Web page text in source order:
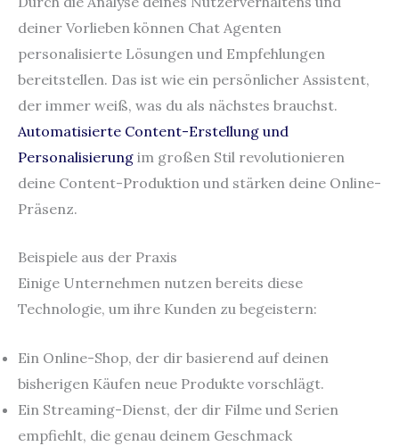
deiner Vorlieben können Chat Agenten
personalisierte Lösungen und Empfehlungen
bereitstellen. Das ist wie ein persönlicher Assistent,
der immer weiß, was du als nächstes brauchst.
Automatisierte Content-Erstellung und
Personalisierung im großen Stil revolutionieren
deine Content-Produktion und stärken deine Online-
Präsenz.
Beispiele aus der Praxis
Einige Unternehmen nutzen bereits diese
Technologie, um ihre Kunden zu begeistern:
Ein Online-Shop, der dir basierend auf deinen
bisherigen Käufen neue Produkte vorschlägt.
Ein Streaming-Dienst, der dir Filme und Serien
empfiehlt, die genau deinem Geschmack